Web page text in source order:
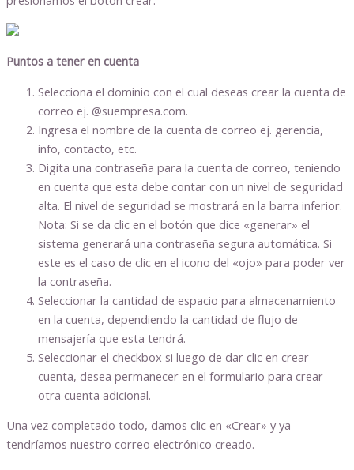
Puntos a tener en cuenta
Selecciona el dominio con el cual deseas crear la cuenta de
correo ej. @suempresa.com.
Ingresa el nombre de la cuenta de correo ej. gerencia,
info, contacto, etc.
Digita una contraseña para la cuenta de correo, teniendo
en cuenta que esta debe contar con un nivel de seguridad
alta. El nivel de seguridad se mostrará en la barra inferior.
Nota: Si se da clic en el botón que dice «generar» el
sistema generará una contraseña segura automática. Si
este es el caso de clic en el icono del «ojo» para poder ver
la contraseña.
Seleccionar la cantidad de espacio para almacenamiento
en la cuenta, dependiendo la cantidad de flujo de
mensajería que esta tendrá.
Seleccionar el checkbox si luego de dar clic en crear
cuenta, desea permanecer en el formulario para crear
otra cuenta adicional.
Una vez completado todo, damos clic en «Crear» y ya
tendríamos nuestro correo electrónico creado.